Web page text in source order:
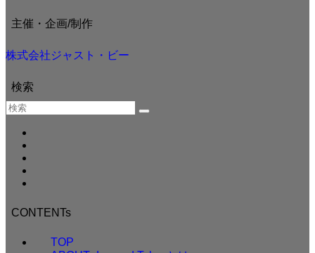
主催・企画/制作
株式会社ジャスト・ビー
検索
CONTENTs
TOP